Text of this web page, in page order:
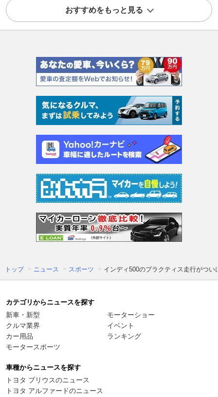
おすすめをもっと見る
トップ ニュース スポーツ インディ500のプラクティス走行がつ
カテゴリからニュースを探す
新車・新型
クルマ業界
カー用品
モータースポーツ
モーターショー
イベント
ランキング
車種からニュースを探す
トヨタ プリウスのニュース
トヨタ アルファードのニュース